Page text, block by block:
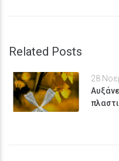
Related Posts
28